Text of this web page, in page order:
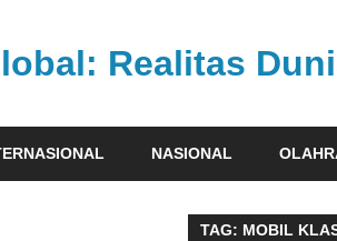
Realitas
NASIONAL
TAG: MOBIL